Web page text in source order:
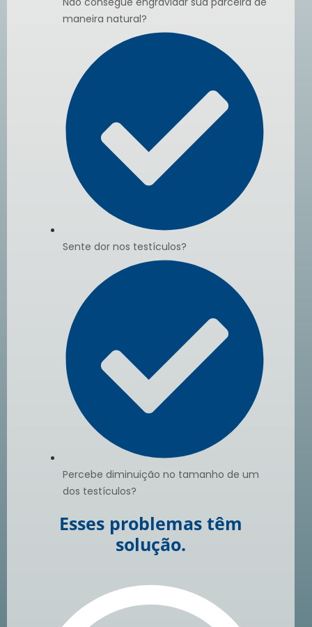
maneira natural?
Sente dor nos testículos?
Percebe diminuição no tamanho de um
dos testículos?
Esses problemas têm
solução.